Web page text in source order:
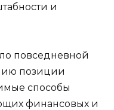
и
повседневной
позиции
способы
финансовых и